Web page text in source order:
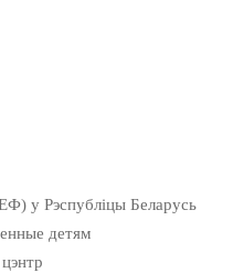
у Рэспубліцы Беларусь
детям